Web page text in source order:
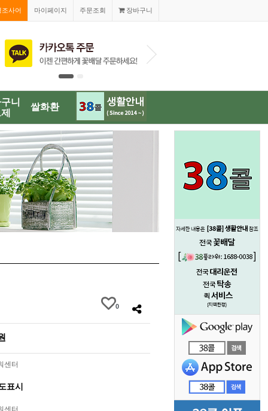
장바구니
주문조회
마이페이지
조사어
1688-0038
니
쌀화환
0
센터
표시
센터